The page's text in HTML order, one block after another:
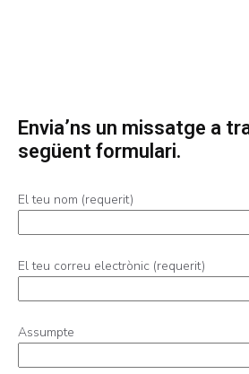
Envia’ns un missatge a
següent formulari.
El teu nom (requerit)
El teu correu electrònic (requerit)
Assumpte